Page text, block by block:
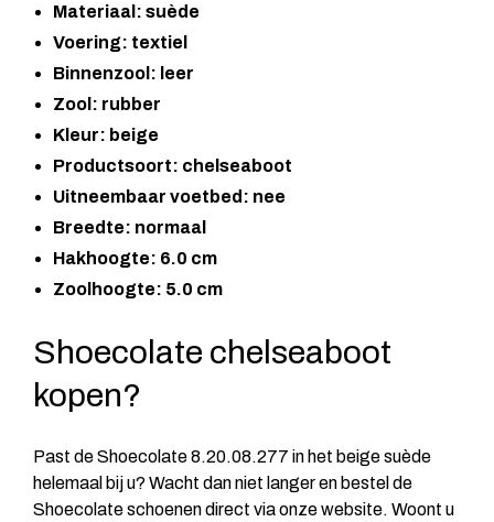
Materiaal: suède
Voering: textiel
Binnenzool: leer
Zool: rubber
Kleur: beige
Productsoort: chelseaboot
Uitneembaar voetbed: nee
Breedte: normaal
Hakhoogte: 6.0 cm
Zoolhoogte: 5.0 cm
Shoecolate chelseaboot
kopen?
Past de Shoecolate 8.20.08.277 in het beige suède
helemaal bij u? Wacht dan niet langer en bestel de
Shoecolate schoenen direct via onze website. Woont u